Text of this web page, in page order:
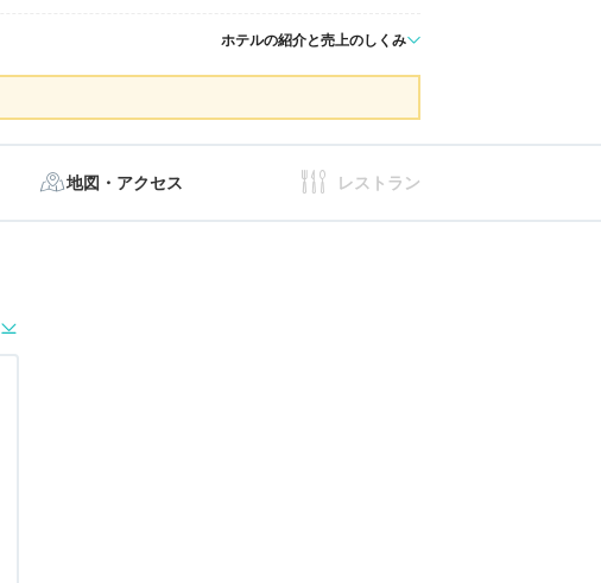
ホテルの紹介と売上のしくみ
地図・アクセス レストラン